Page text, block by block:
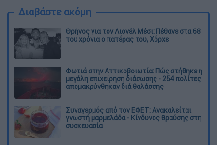
Διαβάστε ακόμη
Θρήνος για τον Λιονέλ Μέσι: Πέθανε στα 68
του χρόνια ο πατέρας του, Χόρχε
Φωτιά στην Αττικοβοιωτία: Πώς στήθηκε η
μεγάλη επιχείρηση διάσωσης - 254 πολίτες
απομακρύνθηκαν διά θαλάσσης
Συναγερμός από τον ΕΦΕΤ: Ανακαλείται
γνωστή μαρμελάδα - Κίνδυνος θραύσης στη
συσκευασία